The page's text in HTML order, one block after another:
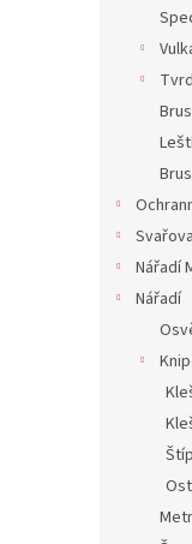
Nářadí
Nářadí